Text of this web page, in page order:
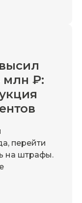
млн ₽:
перейти
на штрафы.